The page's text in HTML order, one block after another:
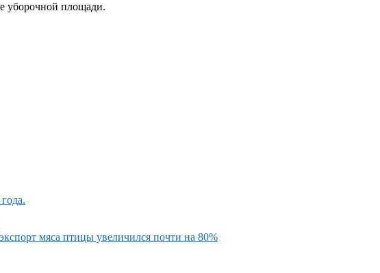
уборочной площади.
мяса птицы увеличился почти на 80%